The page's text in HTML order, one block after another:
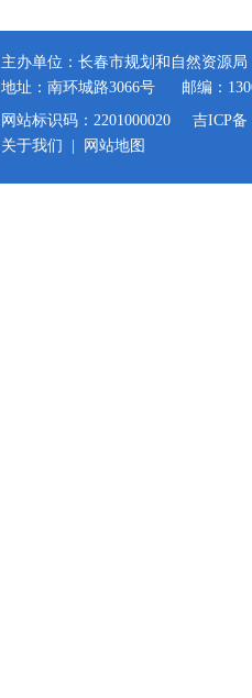
主办单位：长春市规划和自然资源局
地址：南环城路3066号
邮编：
网站标识码：2201000020
吉ICP备
关于我们
网站地图